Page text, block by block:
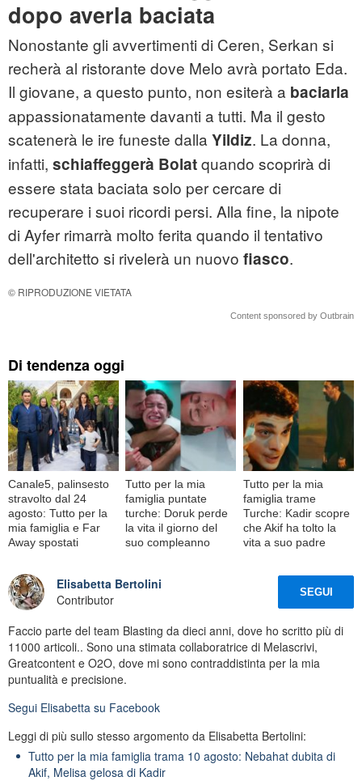
dopo averla baciata
Nonostante gli avvertimenti di Ceren, Serkan si
recherà al ristorante dove Melo avrà portato Eda.
Il giovane, a questo punto, non esiterà a baciarla
appassionatamente davanti a tutti. Ma il gesto
scatenerà le ire funeste dalla Yildiz. La donna,
infatti, schiaffeggerà Bolatquando scoprirà di
essere stata baciata solo per cercare di
recuperare i suoi ricordi persi. Alla fine, la nipote
di Ayfer rimarrà molto ferita quando il tentativo
dell'architetto si rivelerà un nuovo fiasco.
© RIPRODUZIONE VIETATA
Content sponsored by Outbrain
Di tendenza oggi
Canale5, palinsesto
stravolto dal 24
agosto: Tutto per la
mia famiglia e Far
Away spostati
Tutto per la mia
famiglia puntate
turche: Doruk perde
la vita il giorno del
suo compleanno
Tutto per la mia
famiglia trame
Turche: Kadir scopre
che Akif ha tolto la
vita a suo padre
Elisabetta Bertolini
Contributor
SEGUI
Faccio parte del team Blasting da dieci anni, dove ho scritto più di
11000 articoli.. Sono una stimata collaboratrice di Melascrivi,
Greatcontent e O2O, dove mi sono contraddistinta per la mia
puntualità e precisione.
Segui Elisabetta su Facebook
Leggi di più sullo stesso argomento da Elisabetta Bertolini:
Tutto per la mia famiglia trama 10 agosto: Nebahat dubita di
Akif, Melisa gelosa di Kadir